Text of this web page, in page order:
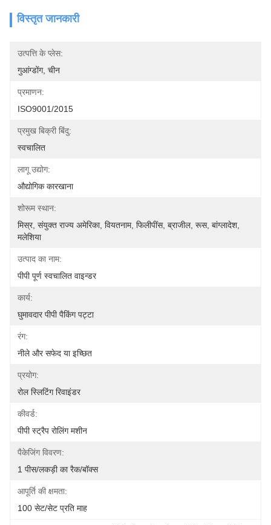
विस्तृत जानकारी
उत्पत्ति के प्लेस:
गुआंग्डोंग, चीन
प्रमाणन:
ISO9001/2015
प्रमुख बिक्री बिंदु:
स्वचालित
लागू उद्योग:
औद्योगिक कारखाना
शोरूम स्थान:
मिस्र, संयुक्त राज्य अमेरिका, वियतनाम, फिलीपींस, ब्राजील, रूस, बांग्लादेश,
मलेशिया
उत्पाद का नाम:
पीपी पूर्ण स्वचालित वाइन्डर
कार्य:
घुमावदार पीपी पैकिंग पट्टा
रंग:
नीले और सफेद या इच्छित
प्रयोग:
रोल स्लिटिंग रिवाइंडर
कीवर्ड:
पीपी स्ट्रैप रोलिंग मशीन
पैकेजिंग विवरण:
1 पीस/लकड़ी का रैक/बॉक्स
आपूर्ति की क्षमता:
100 सेट/सेट प्रति माह